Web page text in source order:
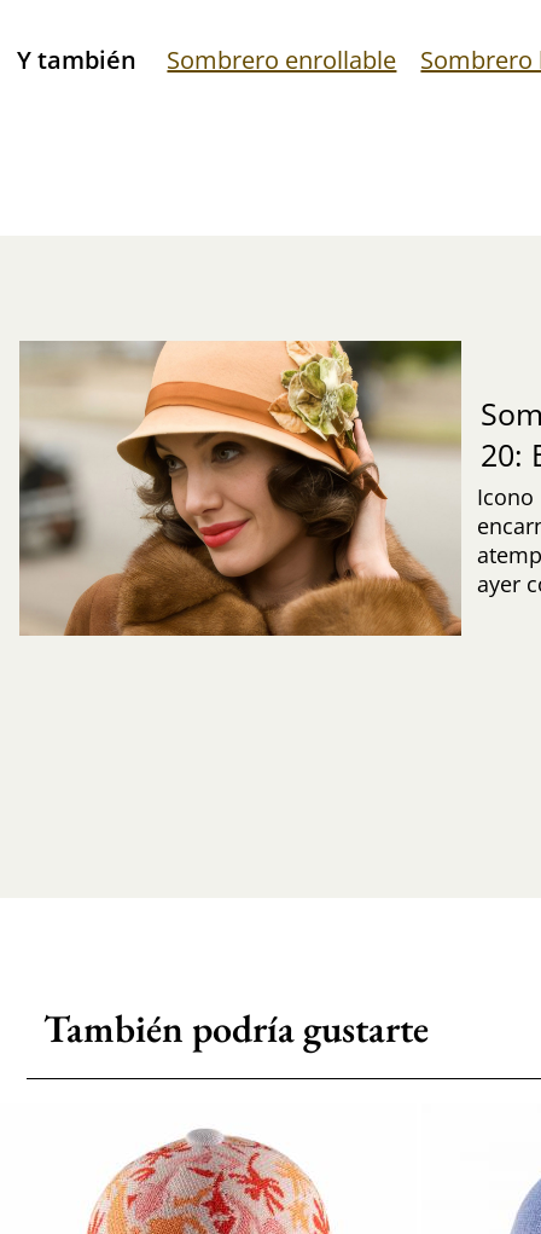
Y también Sombrero enrollable
20:
Icono
ayer
También podría gustarte